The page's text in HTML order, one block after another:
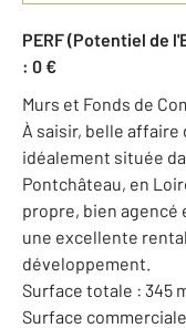
PERF (Potentiel de
: 0 €
Murs et Fonds de
À saisir, belle affaire
idéalement située
Pontchâteau, en
propre, bien
une excellente
développement.
Surface totale : 345
Surface commerciale